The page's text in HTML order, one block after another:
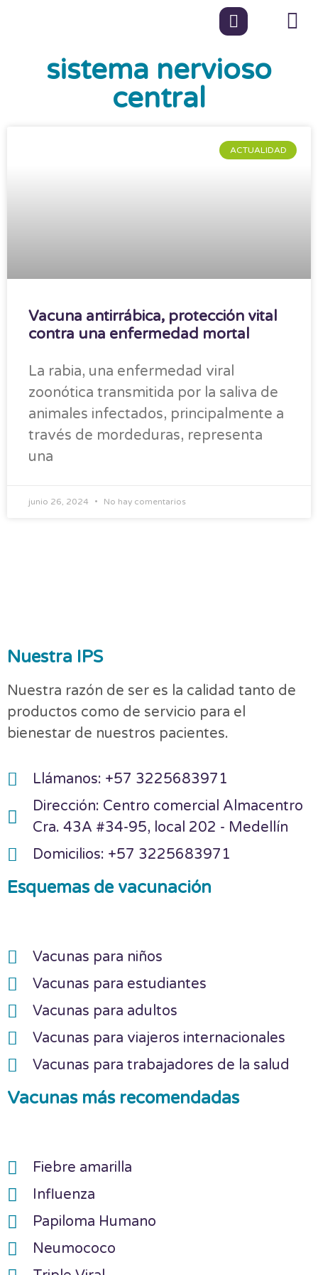
sistema nervioso
central
ACTUALIDAD
Vacuna antirrábica, protección vital
contra una enfermedad mortal
La rabia, una enfermedad viral
zoonótica transmitida por la saliva de
animales infectados, principalmente a
través de mordeduras, representa
una
junio 26, 2024 No hay comentarios
Nuestra IPS
Nuestra razón de ser es la calidad tanto de
productos como de servicio para el
bienestar de nuestros pacientes.
Llámanos: +57 3225683971
Dirección: Centro comercial Almacentro
Cra. 43A #34-95, local 202 - Medellín
Domicilios: +57 3225683971
Esquemas de vacunación
Vacunas para niños
Vacunas para estudiantes
Vacunas para adultos
Vacunas para viajeros internacionales
Vacunas para trabajadores de la salud
Vacunas más recomendadas
Fiebre amarilla
Influenza
Papiloma Humano
Neumococo